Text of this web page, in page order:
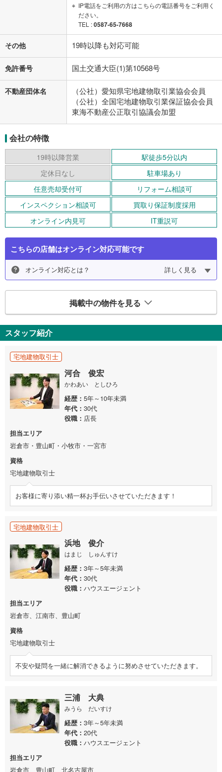
IP電話をご利用の方はこちらの電話番号をご利用く
ださい。
TEL :0587-65-7668
その他 19時以降も対応可能
免許番号 国土交通大臣(1)第10568号
不動産団体名
（公社）愛知県宅地建物取引業協会会員
（公社）全国宅地建物取引業保証協会会員
東海不動産公正取引協議会加盟
会社の特徴
19時以降営業
駅徒歩5分以内
定休日なし
駐車場あり
任意売却受付可
リフォーム相談可
インスペクション相談可
買取り保証制度採用
オンライン内見可
IT重説可
こちらの店舗はオンライン対応可能です
オンライン対応とは？ 詳しく見る
掲載中の物件を見る
スタッフ紹介
宅地建物取引士
河合 俊宏
かわあい としひろ
経歴
5年～10年未満
年代
30代
役職
店長
担当エリア
岩倉市・豊山町・小牧市・一宮市
資格
宅地建物取引士
お客様に寄り添い精一杯お手伝いさせていただきます！
宅地建物取引士
浜地 俊介
はまじ しゅんすけ
経歴
3年～5年未満
年代
30代
役職
ハウスエージェント
担当エリア
岩倉市、江南市、豊山町
資格
宅地建物取引士
不安や疑問を一緒に解消できるように努めさせていただきます。
三浦 大典
みうら だいすけ
経歴
3年～5年未満
年代
20代
役職
ハウスエージェント
担当エリア
岩倉市、豊山町、北名古屋市